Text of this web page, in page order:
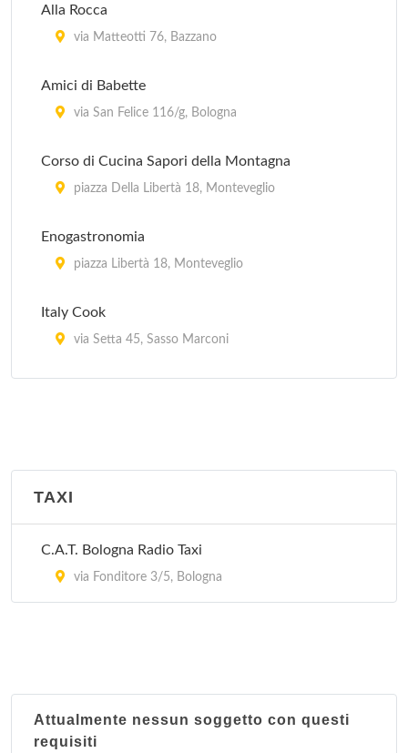
Alla Rocca
via Matteotti 76, Bazzano
Amici di Babette
via San Felice 116/g, Bologna
Corso di Cucina Sapori della Montagna
piazza Della Libertà 18, Monteveglio
Enogastronomia
piazza Libertà 18, Monteveglio
Italy Cook
via Setta 45, Sasso Marconi
via Gorizia 16, Bologna
TAXI
C.A.T. Bologna Radio Taxi
via Fonditore 3/5, Bologna
Attualmente nessun soggetto con questi
requisiti